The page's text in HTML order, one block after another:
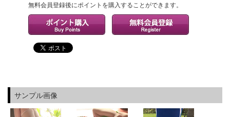
無料会員登録後にポイントを購入することができます。
サンプル画像